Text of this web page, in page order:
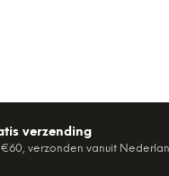
verzending
verzonden vanuit